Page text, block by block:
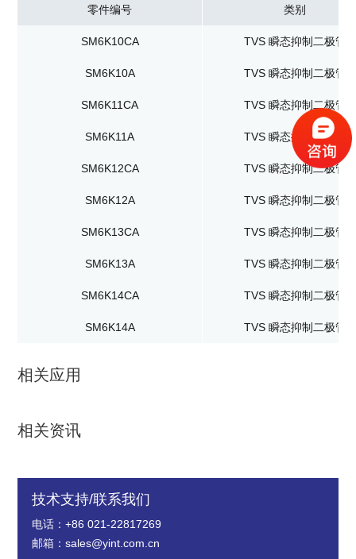
零件编号 类别
SM6K10CA TVS 瞬态抑制二极管
SM6K10A TVS 瞬态抑制二极管
SM6K11CA TVS 瞬态抑制二极管
SM6K11A TVS 瞬态抑制二极管
SM6K12CA TVS 瞬态抑制二极管
SM6K12A TVS 瞬态抑制二极管
SM6K13CA TVS 瞬态抑制二极管
SM6K13A TVS 瞬态抑制二极管
SM6K14CA TVS 瞬态抑制二极管
SM6K14A TVS 瞬态抑制二极管
相关应用
相关资讯
技术支持/联系我们
电话：+86 021-22817269
邮箱：sales@yint.com.cn